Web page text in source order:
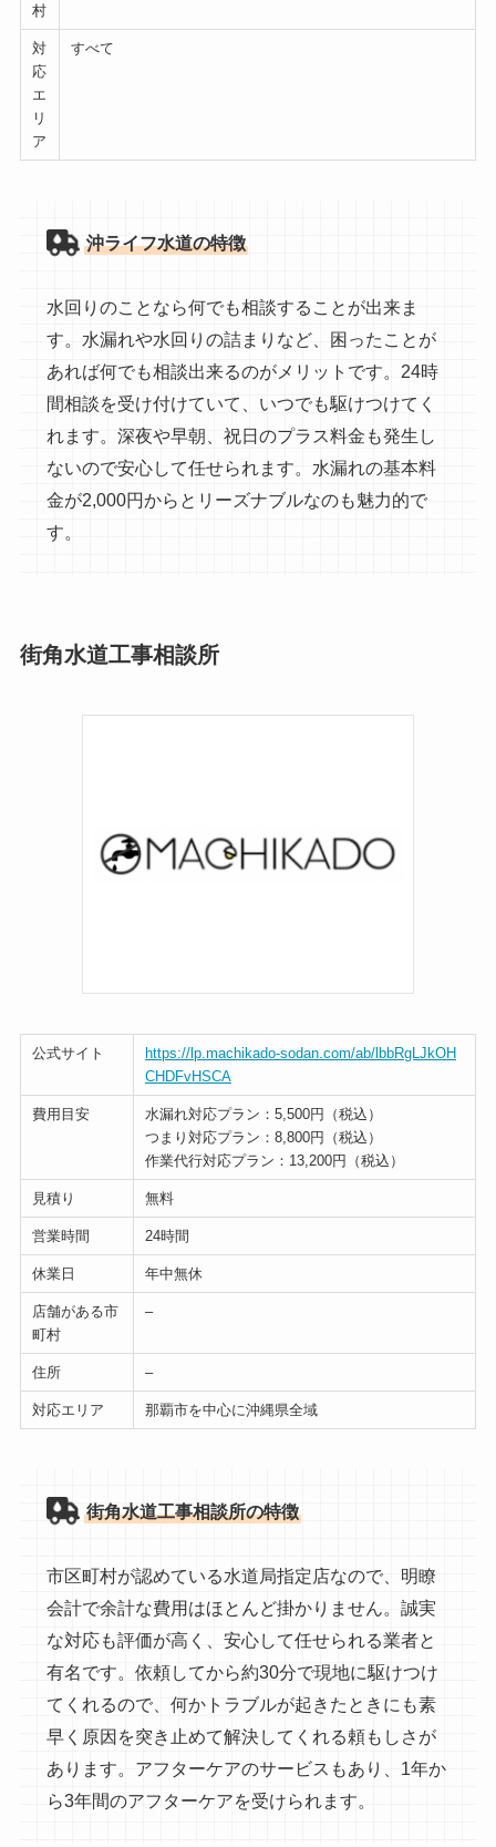
村
対
応
エ
リ
ア
すべて
沖ライフ水道の特徴
水回りのことなら何でも相談することが出来ま
す。水漏れや水回りの詰まりなど、困ったことが
あれば何でも相談出来るのがメリットです。24時
間相談を受け付けていて、いつでも駆けつけてく
れます。深夜や早朝、祝日のプラス料金も発生し
ないので安心して任せられます。水漏れの基本料
金が2,000円からとリーズナブルなのも魅力的で
す。
街角水道工事相談所
公式サイト
https://lp.machikado-sodan.com/ab/lbbRgLJkOH
CHDFvHSCA
費用目安
水漏れ対応プラン：5,500円（税込）
つまり対応プラン：8,800円（税込）
作業代行対応プラン：13,200円（税込）
見積り 無料
営業時間 24時間
休業日 年中無休
店舗がある市
町村
–
住所 –
対応エリア 那覇市を中心に沖縄県全域
街角水道工事相談所の特徴
市区町村が認めている水道局指定店なので、明瞭
会計で余計な費用はほとんど掛かりません。誠実
な対応も評価が高く、安心して任せられる業者と
有名です。依頼してから約30分で現地に駆けつけ
てくれるので、何かトラブルが起きたときにも素
早く原因を突き止めて解決してくれる頼もしさが
あります。アフターケアのサービスもあり、1年か
ら3年間のアフターケアを受けられます。